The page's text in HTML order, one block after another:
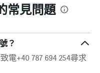
常見問題
？
電+40 787 694 254尋求